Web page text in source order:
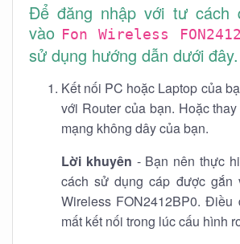
Để đăng nhập với tư cách
vào Fon Wireless
sử dụng hướng dẫn dưới đây.
Kết nối PC hoặc Laptop của
với Router của bạn. Hoặc
mạng không dây của bạn.
Lời khuyên - Bạn nên thực
cách sử dụng cáp được gắn
Wireless FON2412BP0. Điều
mất kết nối trong lúc cấu hình